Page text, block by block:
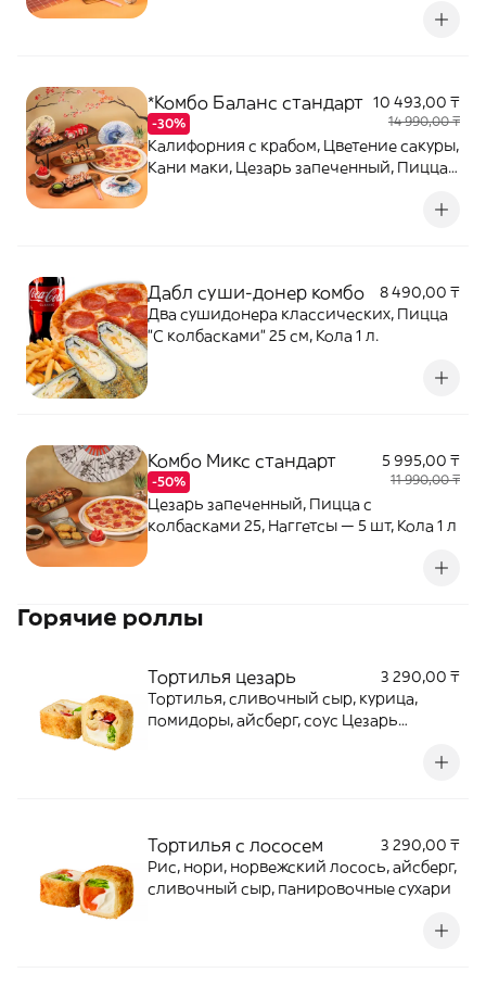
*Комбо Баланс стандарт
-30%
10 493,00 ₸
14 990,00 ₸
Калифорния с крабом, Цветение сакуры,
Кани маки, Цезарь запеченный, Пицца с
Дабл суши-донер комбо
8 490,00 ₸
Два сушидонера классических, Пицца
"С колбасками" 25 см, Кола 1 л.
Комбо Микс стандарт
-50%
5 995,00 ₸
11 990,00 ₸
Цезарь запеченный, Пицца с
колбасками 25, Наггетсы — 5 шт, Кола 1 л
Горячие роллы
Тортилья цезарь
3 290,00 ₸
Тортилья, сливочный сыр, курица,
помидоры, айсберг, соус Цезарь
Тортилья с лососем
3 290,00 ₸
Рис, нори, норвежский лосось, айсберг,
сливочный сыр, панировочные сухари